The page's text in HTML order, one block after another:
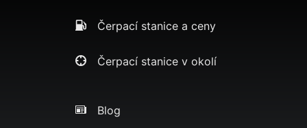
Čerpací stanice a ceny
Čerpací stanice v okolí
Blog